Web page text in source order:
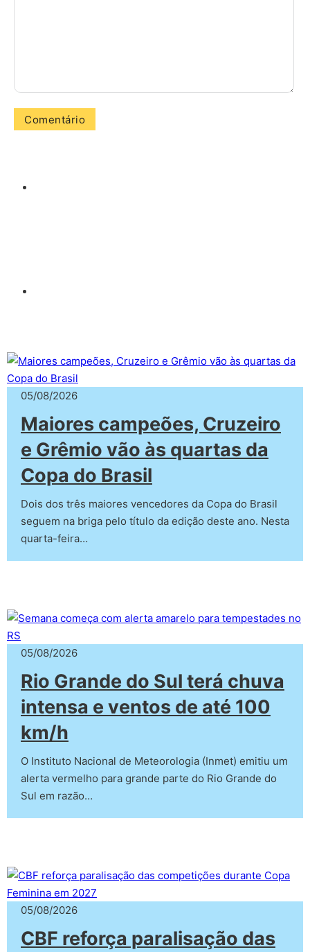
05/08/2026
Maiores campeões, Cruzeiro
e Grêmio vão às quartas da
Copa do Brasil
Dois dos três maiores vencedores da Copa do Brasil
seguem na briga pelo título da edição deste ano. Nesta
quarta-feira…
05/08/2026
Rio Grande do Sul terá chuva
intensa e ventos de até 100
km/h
O Instituto Nacional de Meteorologia (Inmet) emitiu um
alerta vermelho para grande parte do Rio Grande do
Sul em razão…
05/08/2026
CBF reforça paralisação das